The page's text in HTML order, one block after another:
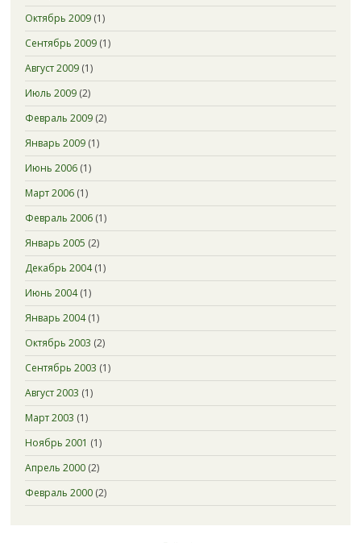
Октябрь 2009(1)
Сентябрь 2009(1)
Август 2009(1)
Июль 2009(2)
Февраль 2009(2)
Январь 2009(1)
Июнь 2006(1)
Март 2006(1)
Февраль 2006(1)
Январь 2005 (2)
Декабрь 2004(1)
Июнь 2004(1)
Январь 2004(1)
Октябрь 2003 (2)
Сентябрь 2003 (1)
Август 2003 (1)
Март 2003 (1)
Ноябрь 2001 (1)
Апрель 2000(2)
Февраль 2000(2)